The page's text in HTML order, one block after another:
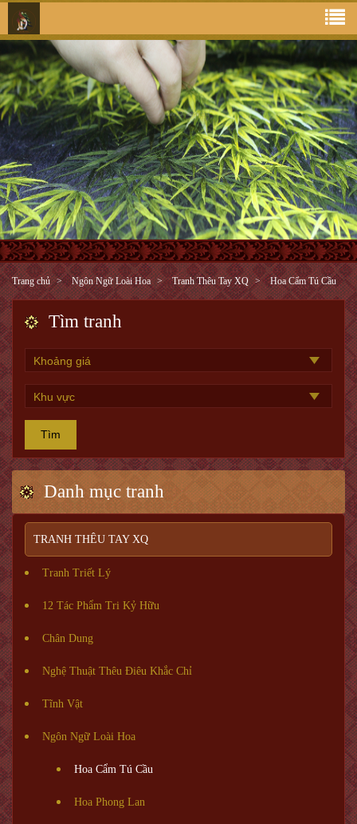
Trang chủ Ngôn Ngữ Loài Hoa Tranh Thêu Tay XQ Hoa Cẩm Tú Cầu
Tìm tranh
Tìm
Danh mục tranh
TRANH THÊU TAY XQ
Tranh Triết Lý
12 Tác Phẩm Tri Kỷ Hữu
Chân Dung
Nghệ Thuật Thêu Điêu Khắc Chỉ
Tĩnh Vật
Ngôn Ngữ Loài Hoa
Hoa Cẩm Tú Cầu
Hoa Phong Lan